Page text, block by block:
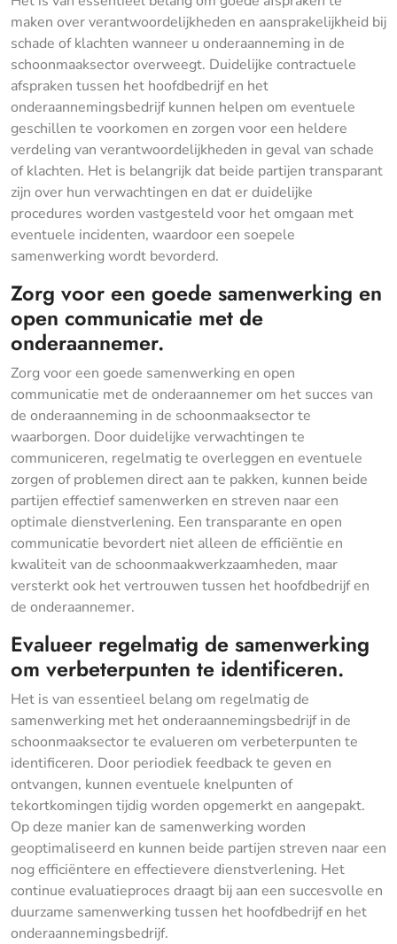
maken over verantwoordelijkheden en aansprakelijkheid bij
schade of klachten wanneer u onderaanneming in de
schoonmaaksector overweegt. Duidelijke contractuele
afspraken tussen het hoofdbedrijf en het
onderaannemingsbedrijf kunnen helpen om eventuele
geschillen te voorkomen en zorgen voor een heldere
verdeling van verantwoordelijkheden in geval van schade
of klachten. Het is belangrijk dat beide partijen transparant
zijn over hun verwachtingen en dat er duidelijke
procedures worden vastgesteld voor het omgaan met
eventuele incidenten, waardoor een soepele
samenwerking wordt bevorderd.
Zorg voor een goede samenwerking en
open communicatie met de
onderaannemer.
Zorg voor een goede samenwerking en open
communicatie met de onderaannemer om het succes van
de onderaanneming in de schoonmaaksector te
waarborgen. Door duidelijke verwachtingen te
communiceren, regelmatig te overleggen en eventuele
zorgen of problemen direct aan te pakken, kunnen beide
partijen effectief samenwerken en streven naar een
optimale dienstverlening. Een transparante en open
communicatie bevordert niet alleen de efficiëntie en
kwaliteit van de schoonmaakwerkzaamheden, maar
versterkt ook het vertrouwen tussen het hoofdbedrijf en
de onderaannemer.
Evalueer regelmatig de samenwerking
om verbeterpunten te identificeren.
Het is van essentieel belang om regelmatig de
samenwerking met het onderaannemingsbedrijf in de
schoonmaaksector te evalueren om verbeterpunten te
identificeren. Door periodiek feedback te geven en
ontvangen, kunnen eventuele knelpunten of
tekortkomingen tijdig worden opgemerkt en aangepakt.
Op deze manier kan de samenwerking worden
geoptimaliseerd en kunnen beide partijen streven naar een
nog efficiëntere en effectievere dienstverlening. Het
continue evaluatieproces draagt bij aan een succesvolle en
duurzame samenwerking tussen het hoofdbedrijf en het
onderaannemingsbedrijf.